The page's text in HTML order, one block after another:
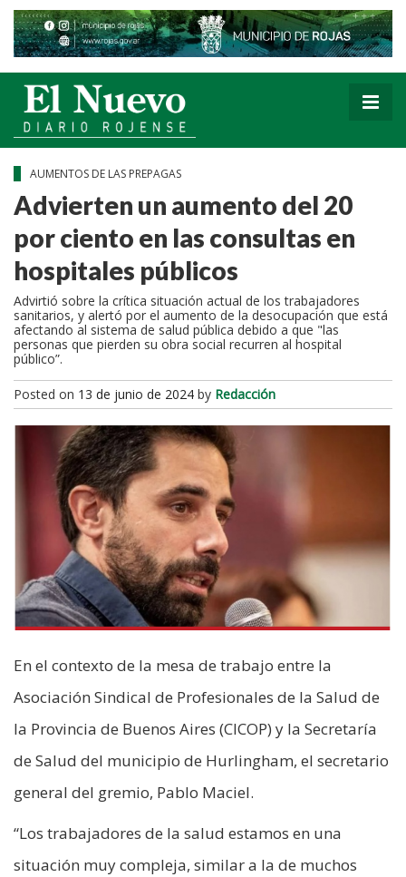
AUMENTOS DE LAS PREPAGAS
Advierten un aumento del 20
por ciento en las consultas en
hospitales públicos
Advirtió sobre la crítica situación actual de los trabajadores
sanitarios, y alertó por el aumento de la desocupación que está
afectando al sistema de salud pública debido a que "las
personas que pierden su obra social recurren al hospital
público”.
Posted on 13 de junio de 2024 by Redacción
En el contexto de la mesa de trabajo entre la
Asociación Sindical de Profesionales de la Salud de
la Provincia de Buenos Aires (CICOP) y la Secretaría
de Salud del municipio de Hurlingham, el secretario
general del gremio, Pablo Maciel.
“Los trabajadores de la salud estamos en una
situación muy compleja, similar a la de muchos